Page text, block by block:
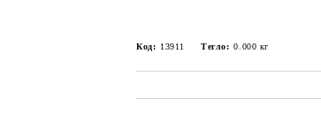
Код: 13911 Тегло: 0.000 кг